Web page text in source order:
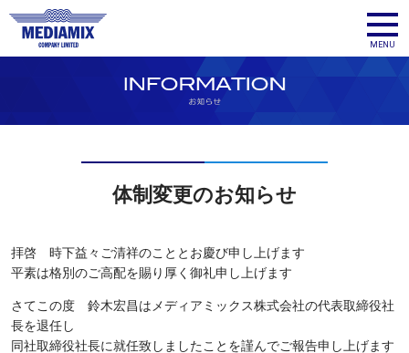
メディ
MENU
体制変更のお知らせ
拝啓 時下益々ご清祥のこととお慶び申し上げます
平素は格別のご高配を賜り厚く御礼申し上げます
さてこの度 鈴木宏昌はメディアミックス株式会社の代表取締役社
長を退任し
同社取締役社長に就任致しましたことを謹んでご報告申し上げます